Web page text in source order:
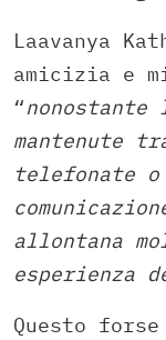
Laavanya
amicizia e
“nonostante
mantenute
telefonate
allontana
esperienza
Questo